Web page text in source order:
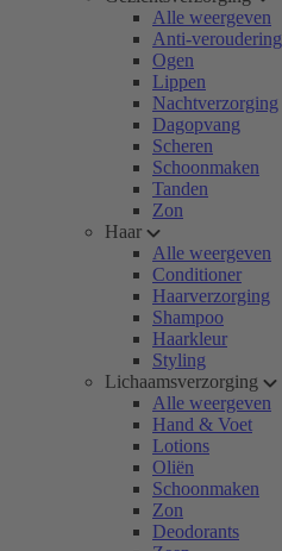
Alle weergeven
Anti-veroudering
Ogen
Lippen
Nachtverzorging
Dagopvang
Scheren
Schoonmaken
Tanden
Zon
Haar
Alle weergeven
Conditioner
Haarverzorging
Shampoo
Haarkleur
Styling
Lichaamsverzorging
Alle weergeven
Hand & Voet
Lotions
Oliën
Schoonmaken
Zon
Deodorants